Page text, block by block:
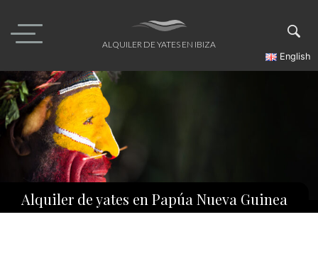
content
ALQUILER DE YATES EN IBIZA
English
Alquiler de yates en Papúa Nueva Guinea